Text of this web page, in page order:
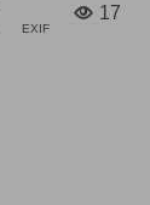
EXIF
17